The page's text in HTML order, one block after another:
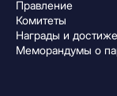
Правление
Комитеты
Награды и
Меморандумы о